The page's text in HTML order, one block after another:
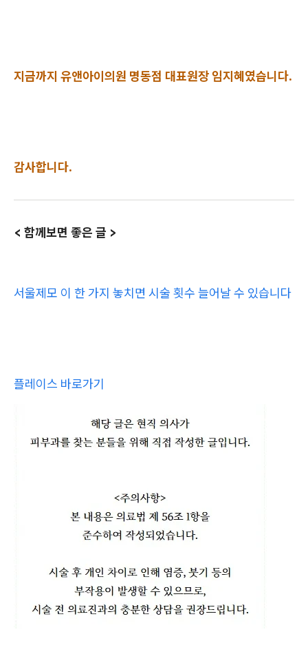
지금까지 유앤아이의원 명동점 대표원장 임지혜였습니다.
감사합니다.
< 함께보면 좋은 글 >
서울제모 이 한 가지 놓치면 시술 횟수 늘어날 수 있습니다
플레이스 바로가기